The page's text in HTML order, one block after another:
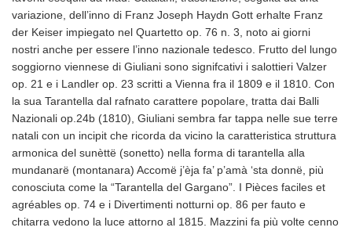
variazione, dell’inno di Franz Joseph Haydn Gott erhalte Franz
der Keiser impiegato nel Quartetto op. 76 n. 3, noto ai giorni
nostri anche per essere l’inno nazionale tedesco. Frutto del lungo
soggiorno viennese di Giuliani sono signifcativi i salottieri Valzer
op. 21 e i Landler op. 23 scritti a Vienna fra il 1809 e il 1810. Con
la sua Tarantella dal rafnato carattere popolare, tratta dai Balli
Nazionali op.24b (1810), Giuliani sembra far tappa nelle sue terre
natali con un incipit che ricorda da vicino la caratteristica struttura
armonica del sunèttë (sonetto) nella forma di tarantella alla
mundanarë (montanara) Accomë j’èja fa’ p’amà ‘sta donnë, più
conosciuta come la “Tarantella del Gargano”. I Pièces faciles et
agréables op. 74 e i Divertimenti notturni op. 86 per fauto e
chitarra vedono la luce attorno al 1815. Mazzini fa più volte cenno